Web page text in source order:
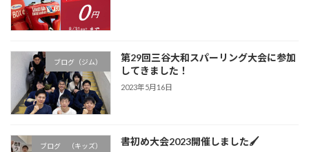
ブログ（ジム）
第29回三谷大和スパーリング大会に参加
してきました！
2023年5月16日
ブログ （キッズ） 書初め大会2023開催しました🖌